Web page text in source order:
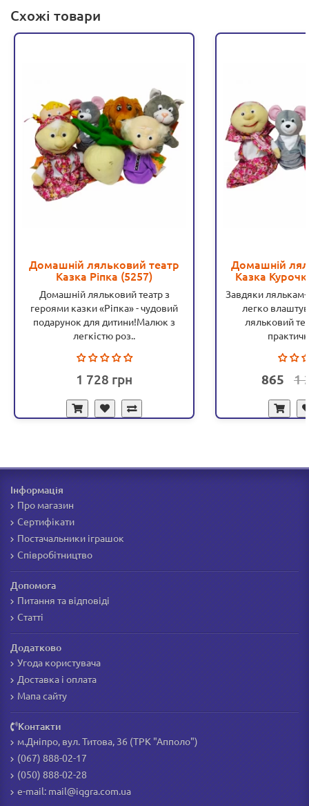
Схожі товари
Домашній ляльковий театр
Казка Ріпка (5257)
Домашній ляльковий театр з
героями казки «Ріпка» - чудовий
подарунок для дитини!Малюк з
легкістю роз..
1 728
Домашній
Казка
Завдяки
легко
ляльковий
865 1
Інформація
Про магазин
Сертифікати
Постачальники іграшок
Співробітництво
Допомога
Питання та відповіді
Статті
Додатково
Угода користувача
Доставка і оплата
Мапа сайту
Контакти
м.Дніпро, вул. Титова, 36 (ТРК "Апполо")
(067) 888-02-17
(050) 888-02-28
e-mail:mail@iqgra.com.ua